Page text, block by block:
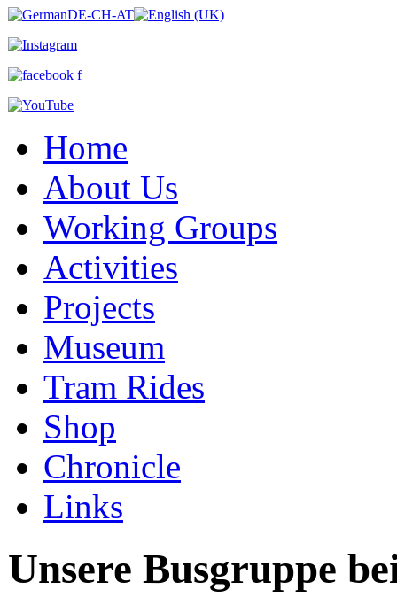
Home
About Us
Working Groups
Activities
Projects
Museum
Tram Rides
Shop
Chronicle
Links
Unsere Busgruppe